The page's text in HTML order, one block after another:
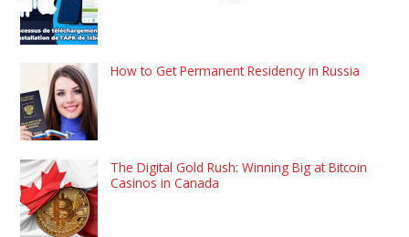
How to Get Permanent Residency in Russia
The Digital Gold Rush: Winning Big at Bitcoin
Casinos in Canada